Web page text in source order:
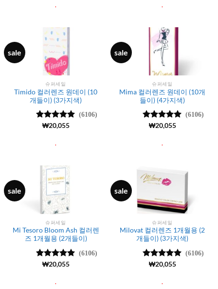
. .
sale
슈퍼세일
Timido 컬러렌즈 원데이 (10
개들이) (3가지색)
5 중에서
(6106)
₩20,055
.
sale
슈퍼세일
Mima 컬러렌즈 원데이 (10개
들이) (4가지색)
5 중에서
(6106)
₩20,055
.
sale
슈퍼세일
Mi Tesoro Bloom Ash 컬러렌
즈 1개월용 (2개들이)
5 중에서
(6106)
₩20,055
.
sale
슈퍼세일
Milovat 컬러렌즈 1개월용 (2
개들이) (3가지색)
5 중에서
(6106)
₩20,055
.